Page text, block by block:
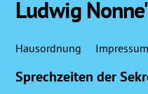
Ludwig
Hausordnung Impressum
Sprechzeiten der